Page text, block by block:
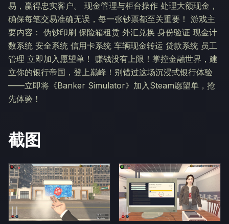
易，赢得忠实客户。 现金管理与柜台操作 处理大额现金，
确保每笔交易准确无误，每一张钞票都至关重要！ 游戏主
要内容： 伪钞印刷 保险箱租赁 外汇兑换 身份验证 现金计
数系统 安全系统 信用卡系统 车辆现金转运 贷款系统 员工
管理 立即加入愿望单！ 赚钱没有上限！掌控金融世界，建
立你的银行帝国，登上巅峰！别错过这场沉浸式银行体验
——立即将《Banker Simulator》加入Steam愿望单，抢
先体验！
截图